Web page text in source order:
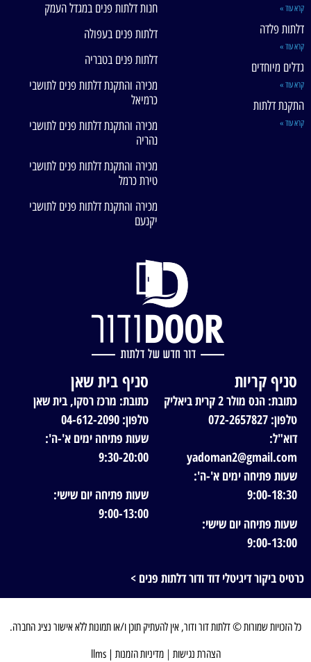
קרא עוד »
דלתות פלדה
קרא עוד »
גדלים מיוחדים
קרא עוד »
התקנת דלתות
קרא עוד »
חנות דלתות פנים במגדל העמק
דלתות פנים בעפולה
דלתות פנים בטבריה
מכירה והתקנת דלתות פנים לתושבי
כרמיאל
מכירה והתקנת דלתות פנים לתושבי
נהריה
מכירה והתקנת דלתות פנים לתושבי
טירת כרמל
מכירה והתקנת דלתות פנים לתושבי
יקנעם
סניף קריות
כתובת: הנס מולר 2 קרית ביאליק
טלפון: 072-2657827
דוא"ל:
yadoman2@gmail.com
שעות פתיחה ימים א'-ה':
9:00-18:30
שעות פתיחה יום שישי:
9:00-13:00
סניף בית שאן
כתובת: מרכז רסקו, בית שאן
טלפון: 04-612-2090
שעות פתיחה ימים א'-ה':
9:30-20:00
שעות פתיחה יום שישי:
9:00-13:00
כרטיס ביקור דיגיטלי דוד ודור דלתות פנים >
כל הזכויות שמורות © דלתות דור ודור, אין להעתיק תוכן ו/או תמונות ללא אישור נציג החברה.
הצהרת נגישות |מדיניות הזמנות |
llms